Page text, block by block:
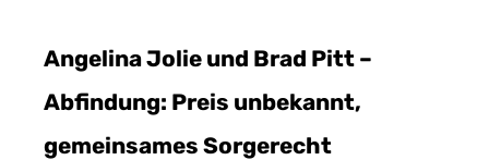
Angelina Jolie und Brad Pitt –
Abfindung: Preis unbekannt,
gemeinsames Sorgerecht